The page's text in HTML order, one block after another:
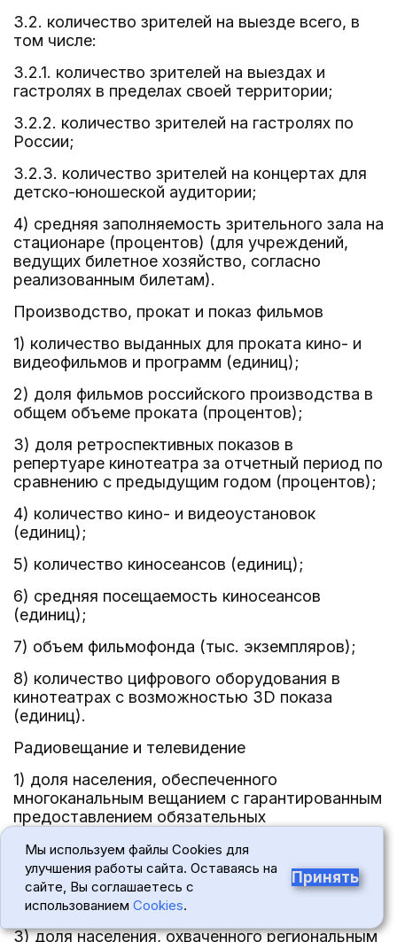
3.2. количество зрителей на выезде всего, в
том числе:
3.2.1. количество зрителей на выездах и
гастролях в пределах своей территории;
3.2.2. количество зрителей на гастролях по
России;
3.2.3. количество зрителей на концертах для
детско-юношеской аудитории;
4) средняя заполняемость зрительного зала на
стационаре (процентов) (для учреждений,
ведущих билетное хозяйство, согласно
реализованным билетам).
Производство, прокат и показ фильмов
1) количество выданных для проката кино- и
видеофильмов и программ (единиц);
2) доля фильмов российского производства в
общем объеме проката (процентов);
3) доля ретроспективных показов в
репертуаре кинотеатра за отчетный период по
сравнению с предыдущим годом (процентов);
4) количество кино- и видеоустановок
(единиц);
5) количество киносеансов (единиц);
6) средняя посещаемость киносеансов
(единиц);
7) объем фильмофонда (тыс. экземпляров);
8) количество цифрового оборудования в
кинотеатрах с возможностью 3D показа
(единиц).
Радиовещание и телевидение
1) доля населения, обеспеченного
многоканальным вещанием с гарантированным
предоставлением обязательных
сравнению с предыдущим годом (процентов);
2) количество телеканалов свободного
доступа (единиц);
3) доля населения, охваченного региональным
Мы используем файлы Cookies для
улучшения работы сайта. Оставаясь на
сайте, Вы соглашаетесь с
использованием Cookies.
Принять